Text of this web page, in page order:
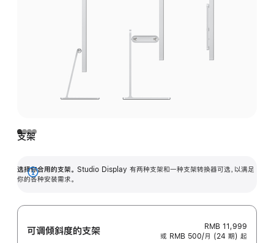
支架
选择你合用的支架。 Studio Display 有两种支架和一种支架转换器可选，以满足
你的各种安装需求。
展
可调倾斜度的支架
RMB 11,999
或 RMB 500/月 (24 期) 起